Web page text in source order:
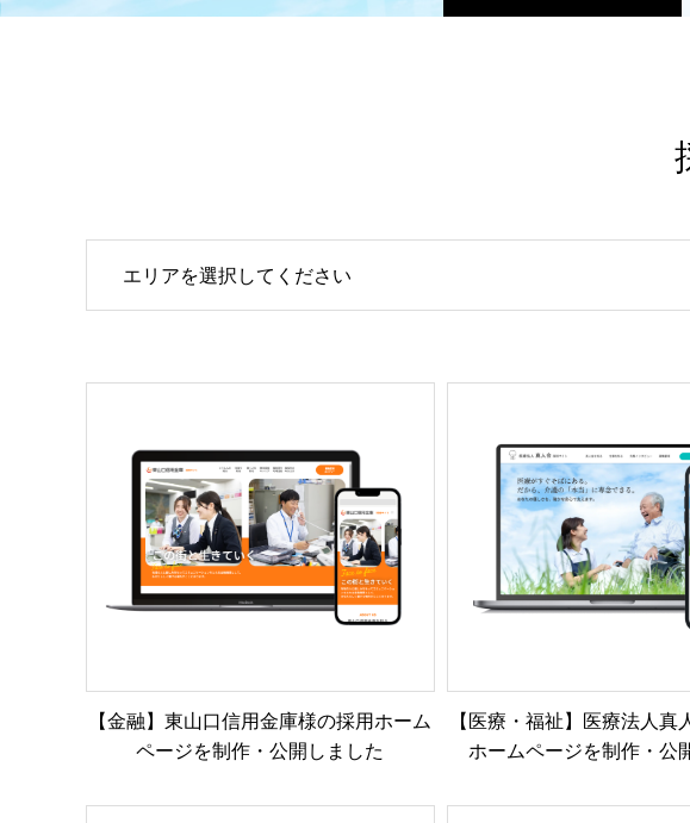
エリアを選択してください
【金融】東山口信用金庫様の採用ホーム
ページを制作・公開しました
【医療・福祉】医療法人真
ホームページを制作・公